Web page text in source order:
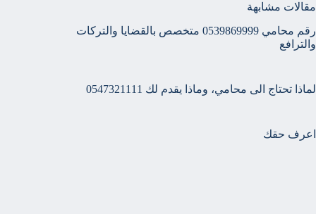
مقالات مشابهة
رقم محامي 0539869999 متخصص بالقضايا والتركات
والترافع
لماذا تحتاج الى محامي، وماذا يقدم لك 0547321111
اعرف حقك